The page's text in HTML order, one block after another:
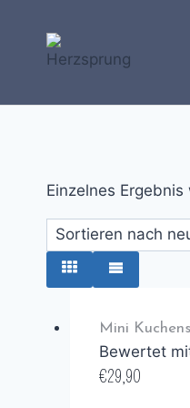
springen
Einzelnes
Mini
Bewertet
€29,90